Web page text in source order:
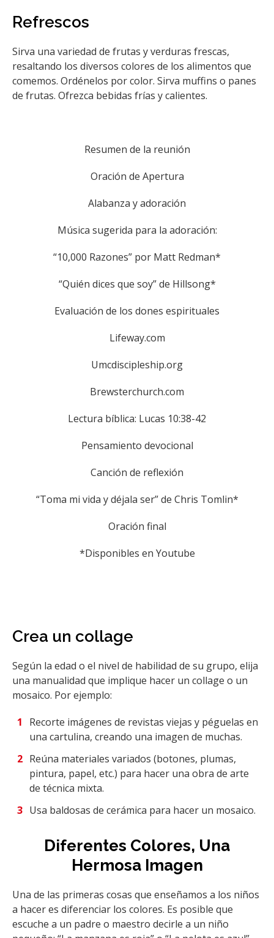
Refrescos
Sirva una variedad de frutas y verduras frescas,
resaltando los diversos colores de los alimentos que
comemos. Ordénelos por color. Sirva muffins o panes
de frutas. Ofrezca bebidas frías y calientes.
Resumen de la reunión
Oración de Apertura
Alabanza y adoración
Música sugerida para la adoración:
“10,000 Razones” por Matt Redman*
“Quién dices que soy” de Hillsong*
Evaluación de los dones espirituales
Lifeway.com
Umcdiscipleship.org
Brewsterchurch.com
Lectura bíblica: Lucas 10:38-42
Pensamiento devocional
Canción de reflexión
“Toma mi vida y déjala ser” de Chris Tomlin*
Oración final
*Disponibles en Youtube
Crea un collage
Según la edad o el nivel de habilidad de su grupo, elija
una manualidad que implique hacer un collage o un
mosaico. Por ejemplo:
Recorte imágenes de revistas viejas y péguelas en
una cartulina, creando una imagen de muchas.
Reúna materiales variados (botones, plumas,
pintura, papel, etc.) para hacer una obra de arte
de técnica mixta.
Usa baldosas de cerámica para hacer un mosaico.
Diferentes Colores, Una
Hermosa Imagen
Una de las primeras cosas que enseñamos a los niños
a hacer es diferenciar los colores. Es posible que
escuche a un padre o maestro decirle a un niño